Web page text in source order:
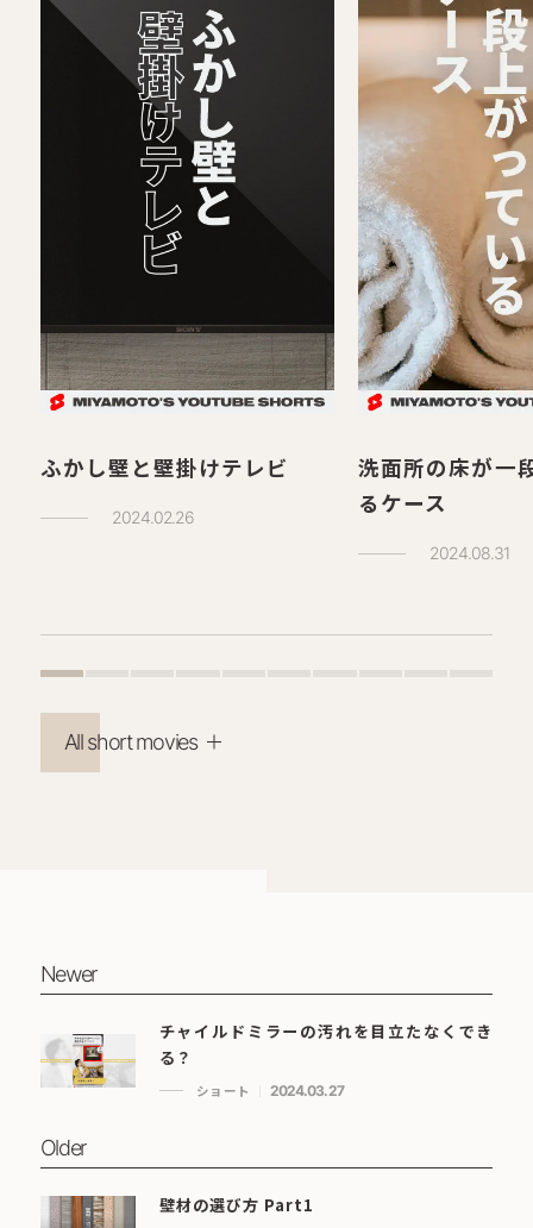
ふかし壁と壁掛けテレビ
2024.02.26
洗面所の床が一
るケース
2024.08.31
All short movies
Newer
チャイルドミラーの汚れを目立たなくでき
る？
ショート 2024.03.27
Older
壁材の選び方 Part1